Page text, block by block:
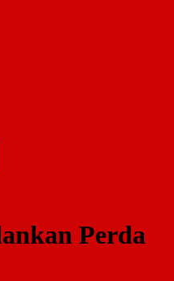
Perda